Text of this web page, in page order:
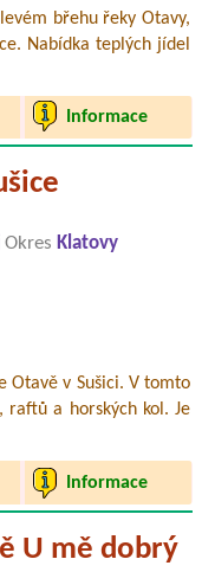
břehu řeky Otavy,
Nabídka teplých jídel
Informace
Okres Klatovy
Otavě v Sušici. V tomto
raftů a horských kol. Je
Informace
U mě dobrý